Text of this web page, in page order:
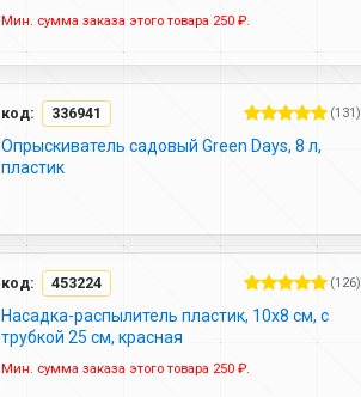
Мин. сумма заказа этого товара 250 ₽.
код: 336941 (131)
Опрыскиватель садовый Green Days, 8 л,
пластик
код: 453224 (126)
Насадка-распылитель пластик, 10х8 см, с
трубкой 25 см, красная
Мин. сумма заказа этого товара 250 ₽.